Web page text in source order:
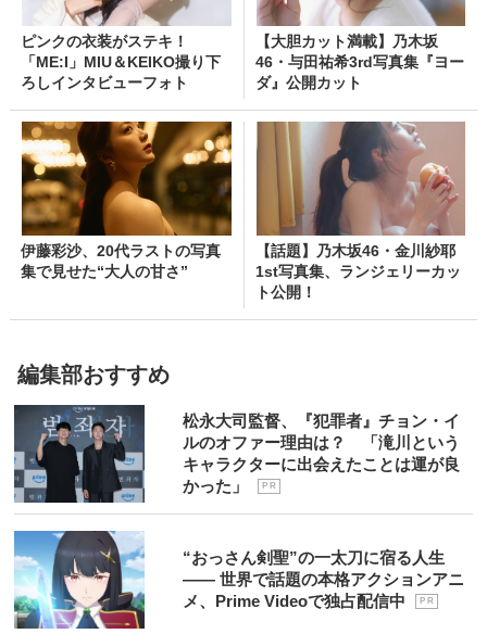
ピンクの衣装がステキ！
「ME:I」MIU＆KEIKO撮り下
ろしインタビューフォト
【大胆カット満載】乃木坂
46・与田祐希3rd写真集『ヨー
ダ』公開カット
伊藤彩沙、20代ラストの写真
集で見せた“大人の甘さ”
【話題】乃木坂46・金川紗耶
1st写真集、ランジェリーカッ
ト公開！
編集部おすすめ
松永大司監督、『犯罪者』チョン・イ
ルのオファー理由は？ 「滝川という
キャラクターに出会えたことは運が良
かった」
P R
“おっさん剣聖”の一太刀に宿る人生
―― 世界で話題の本格アクションアニ
メ、Prime Videoで独占配信中
P R